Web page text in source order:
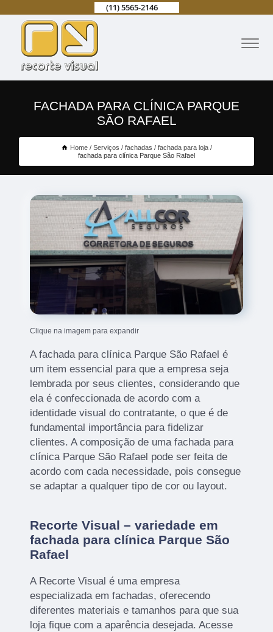
(11) 5565-2146
FACHADA PARA CLÍNICA PARQUE
SÃO RAFAEL
Home Serviços fachadas
fachada para loja
fachada para clínica Parque São Rafael
Clique na imagem para expandir
A fachada para clínica Parque São Rafael é
um item essencial para que a empresa seja
lembrada por seus clientes, considerando que
ela é confeccionada de acordo com a
identidade visual do contratante, o que é de
fundamental importância para fidelizar
clientes. A composição de uma fachada para
clínica Parque São Rafael pode ser feita de
acordo com cada necessidade, pois consegue
se adaptar a qualquer tipo de cor ou layout.
Recorte Visual – variedade em
fachada para clínica Parque São
Rafael
A Recorte Visual é uma empresa
especializada em fachadas, oferecendo
diferentes materiais e tamanhos para que sua
loja fique com a aparência desejada. Acesse